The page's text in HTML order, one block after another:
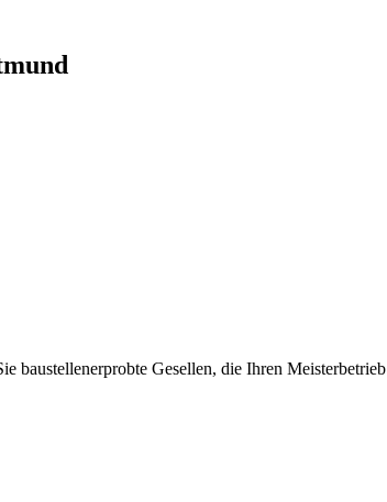
Gesellen, die Ihren